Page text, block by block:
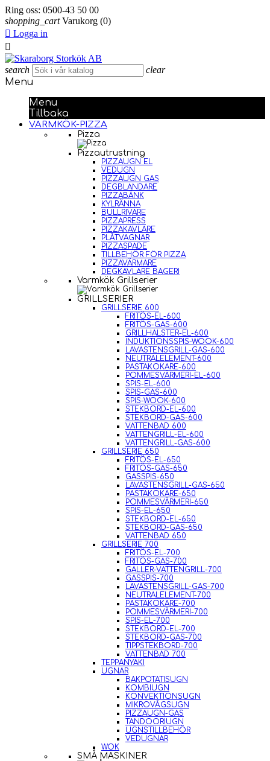
Ring oss: 0500-43 50 00
shopping_cart Varukorg (0)
 Logga in

search clear
Menu
Menu
Tillbaka
VARMKÖK-PIZZA
Pizza
Pizzautrustning
PIZZAUGN EL
VEDUGN
PIZZAUGN GAS
DEGBLANDARE
PIZZABÄNK
KYLRÄNNA
BULLRIVARE
PIZZAPRESS
PIZZAKAVLARE
PLÅTVAGNAR
PIZZASPADE
TILLBEHÖR FÖR PIZZA
PIZZAVÄRMARE
DEGKAVLARE BAGERI
Varmkök Grillserier
GRILLSERIER
GRILLSERIE 600
FRITÖS-EL-600
FRITÖS-GAS-600
GRILLHALSTER-EL-600
INDUKTIONSSPIS-WOOK-600
LAVASTENSGRILL-GAS-600
NEUTRALELEMENT-600
PASTAKOKARE-600
POMMESVÄRMERI-EL-600
SPIS-EL-600
SPIS-GAS-600
SPIS-WOOK-600
STEKBORD-EL-600
STEKBORD-GAS-600
VATTENBAD 600
VATTENGRILL-EL-600
VATTENGRILL-GAS-600
GRILLSERIE 650
FRITÖS-EL-650
FRITÖS-GAS-650
GASSPIS-650
LAVASTENSGRILL-GAS-650
PASTAKOKARE-650
POMMESVÄRMERI-650
SPIS-EL-650
STEKBORD-EL-650
STEKBORD-GAS-650
VATTENBAD 650
GRILLSERIE 700
FRITÖS-EL-700
FRITÖS-GAS-700
GALLER-VATTENGRILL-700
GASSPIS-700
LAVASTENSGRILL-GAS-700
NEUTRALELEMENT-700
PASTAKOKARE-700
POMMESVÄRMERI-700
SPIS-EL-700
STEKBORD-EL-700
STEKBORD-GAS-700
TIPPSTEKBORD-700
VATTENBAD 700
TEPPANYAKI
UGNAR
BAKPOTATISUGN
KOMBIUGN
KONVEKTIONSUGN
MIKROVÅGSUGN
PIZZAUGN-GAS
TANDOORIUGN
UGNSTILLBEHÖR
VEDUGNAR
WOK
SMÅ MASKINER